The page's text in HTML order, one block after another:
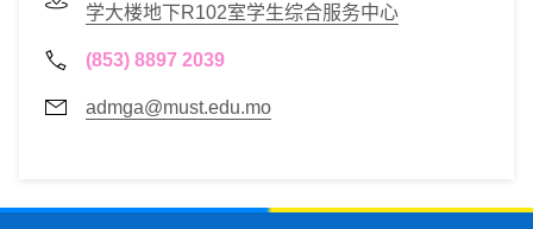
学大楼地下R102室学生综合服务中心
(853) 8897 2039
admga@must.edu.mo